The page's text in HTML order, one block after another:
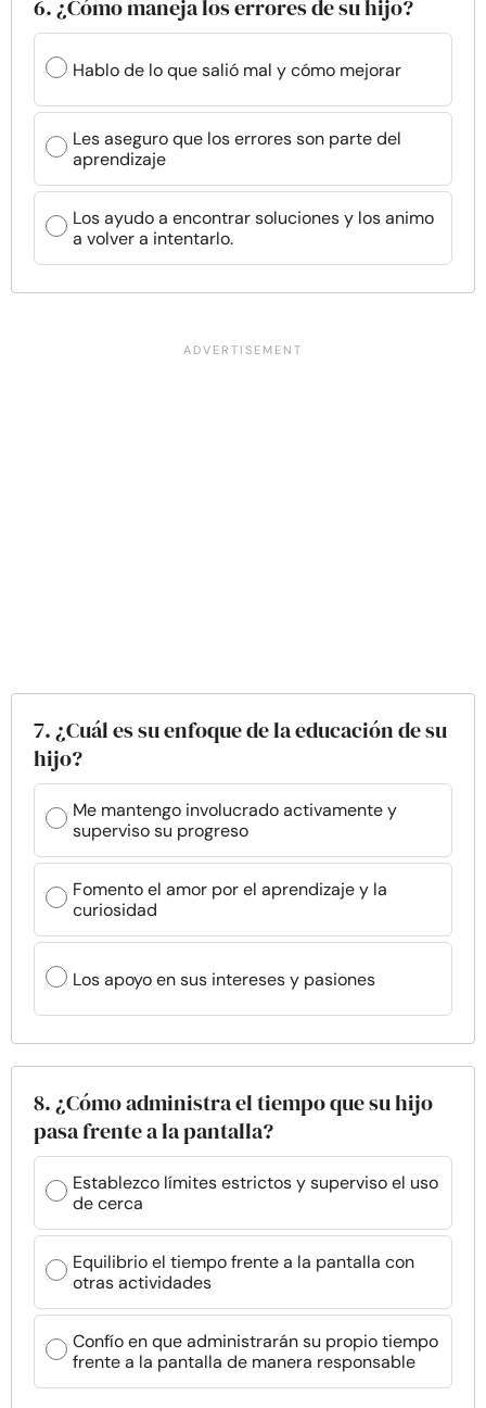
6. ¿Cómo maneja los errores de su hijo?
Hablo de lo que salió mal y cómo mejorar
Les aseguro que los errores son parte del
aprendizaje
Los ayudo a encontrar soluciones y los animo
a volver a intentarlo.
7. ¿Cuál es su enfoque de la educación de su
hijo?
Me mantengo involucrado activamente y
superviso su progreso
Fomento el amor por el aprendizaje y la
curiosidad
Los apoyo en sus intereses y pasiones
8. ¿Cómo administra el tiempo que su hijo
pasa frente a la pantalla?
Establezco límites estrictos y superviso el uso
de cerca
Equilibrio el tiempo frente a la pantalla con
otras actividades
Confío en que administrarán su propio tiempo
frente a la pantalla de manera responsable